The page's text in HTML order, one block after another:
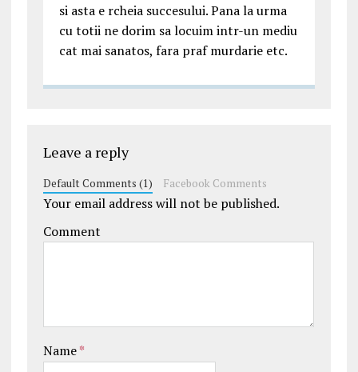
si asta e rcheia succesului. Pana la urma
cu totii ne dorim sa locuim intr-un mediu
cat mai sanatos, fara praf murdarie etc.
Leave a reply
Default Comments (1) Facebook Comments
Your email address will not be published.
Comment
Name*